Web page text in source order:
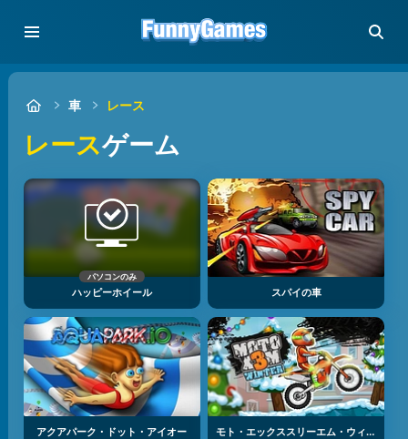
車 レース
レースゲーム
パソコンのみ
ハッピーホイール スパイの車
アクアパーク・ドット・アイオー モト・エックススリーエム・ウィンター